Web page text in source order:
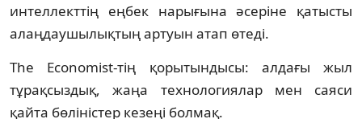
интеллекттің еңбек нарығына әсеріне қатысты
алаңдаушылықтың артуын атап өтеді.
The Economist-тің қорытындысы: алдағы жыл
тұрақсыздық, жаңа технологиялар мен саяси
қайта бөліністер кезеңі болмақ.